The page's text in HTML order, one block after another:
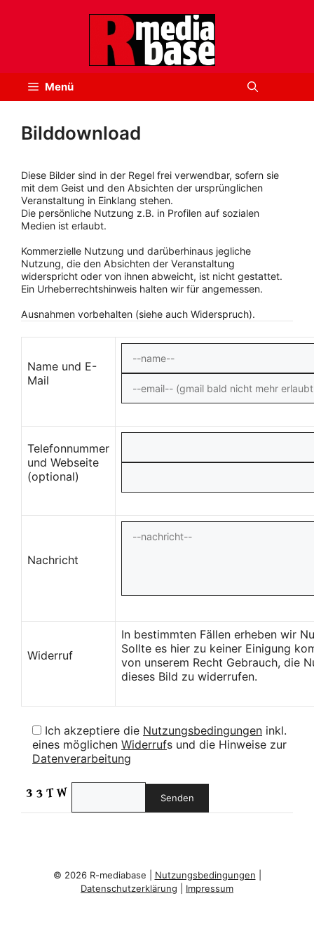
Menü
Bilddownload
Diese Bilder sind in der Regel frei verwendbar, sofern sie
mit dem Geist und den Absichten der ursprünglichen
Veranstaltung in Einklang stehen.
Die persönliche Nutzung z.B. in Profilen auf sozialen
Medien ist erlaubt.
Kommerzielle Nutzung und darüberhinaus jegliche
Nutzung, die den Absichten der Veranstaltung
widerspricht oder von ihnen abweicht, ist nicht gestattet.
Ein Urheberrechtshinweis halten wir für angemessen.
Ausnahmen vorbehalten (siehe auch Widerspruch).
Name und E-
Mail
Telefonnummer
und Webseite
(optional)
Nachricht
Widerruf
In bestimmten Fällen erheben wir
Sollte es hier zu keiner Einigung
von unserem Recht Gebrauch, die
dieses Bild zu widerrufen.
Ich akzeptiere die Nutzungsbedingungen inkl.
eines möglichen Widerrufs und die Hinweise zur
Datenverarbeitung
© 2026 R-mediabase | Nutzungsbedingungen
Datenschutzerklärung
Impressum